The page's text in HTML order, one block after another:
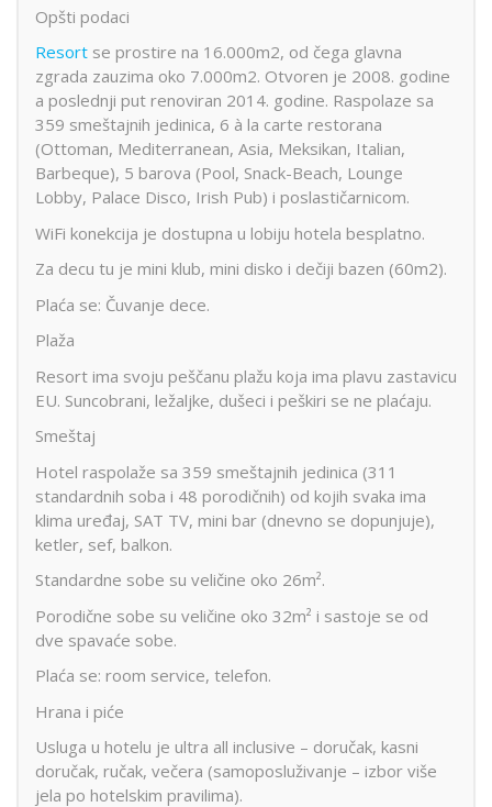
Opšti podaci
Resort se prostire na 16.000m2, od čega glavna
zgrada zauzima oko 7.000m2. Otvoren je 2008. godine
a poslednji put renoviran 2014. godine. Raspolaze sa
359 smeštajnih jedinica, 6 à la carte restorana
(Ottoman, Mediterranean, Asia, Meksikan, Italian,
Barbeque), 5 barova (Pool, Snack-Beach, Lounge
Lobby, Palace Disco, Irish Pub) i poslastičarnicom.
WiFi konekcija je dostupna u lobiju hotela besplatno.
Za decu tu je mini klub, mini disko i dečiji bazen (60m2).
Plaća se: Čuvanje dece.
Plaža
Resort ima svoju peščanu plažu koja ima plavu zastavicu
EU. Suncobrani, ležaljke, dušeci i peškiri se ne plaćaju.
Smeštaj
Hotel raspolaže sa 359 smeštajnih jedinica (311
standardnih soba i 48 porodičnih) od kojih svaka ima
klima uređaj, SAT TV, mini bar (dnevno se dopunjuje),
ketler, sef, balkon.
Standardne sobe su veličine oko 26m².
Porodične sobe su veličine oko 32m² i sastoje se od
dve spavaće sobe.
Plaća se: room service, telefon.
Hrana i piće
Usluga u hotelu je ultra all inclusive – doručak, kasni
doručak, ručak, večera (samoposluživanje – izbor više
jela po hotelskim pravilima).